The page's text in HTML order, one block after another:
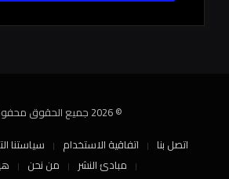
© 2026 جميع الحقوق محفوظة.
اتصل بنا
اتفاقية الاستخدام سياستنا
مبادئ النشر
من نحن